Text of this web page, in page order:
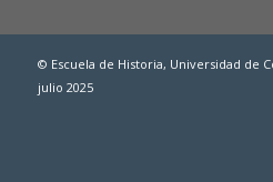
© Escuela de Historia, Universidad de
julio 2025